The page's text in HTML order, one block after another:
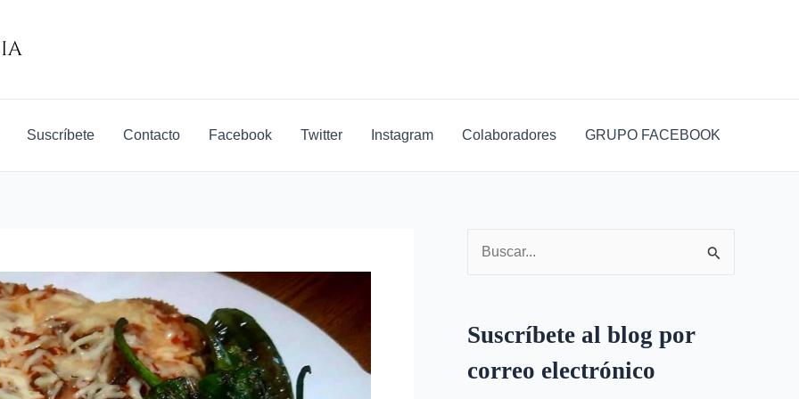
Suscríbete Contacto Facebook Twitter Instagram Colaboradores GRUPO FACEBOOK
c
a
Suscríbete al blog por
correo electrónico
c
c
r